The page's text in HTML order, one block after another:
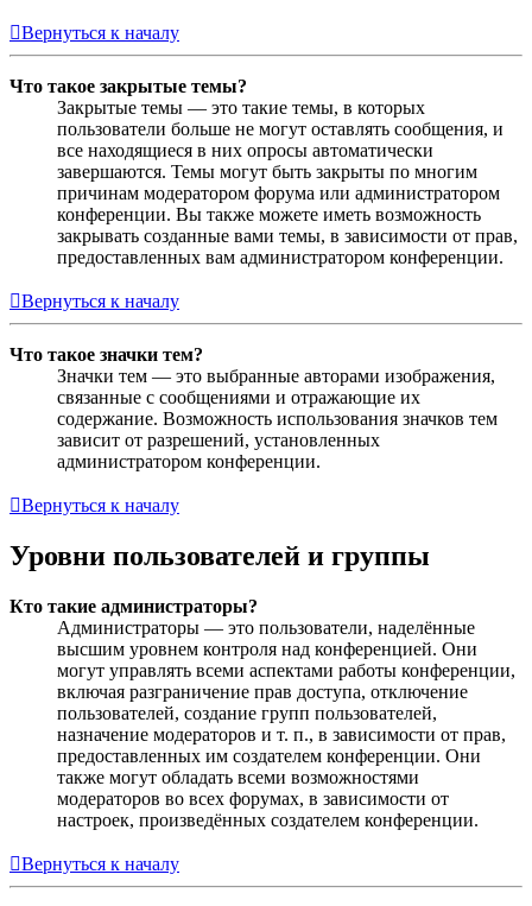
Вернуться к началу
Что такое закрытые темы?
Закрытые темы — это такие темы, в которых
пользователи больше не могут оставлять сообщения, и
все находящиеся в них опросы автоматически
завершаются. Темы могут быть закрыты по многим
причинам модератором форума или администратором
конференции. Вы также можете иметь возможность
закрывать созданные вами темы, в зависимости от прав,
предоставленных вам администратором конференции.
Вернуться к началу
Что такое значки тем?
Значки тем — это выбранные авторами изображения,
связанные с сообщениями и отражающие их
содержание. Возможность использования значков тем
зависит от разрешений, установленных
администратором конференции.
Вернуться к началу
Уровни пользователей и группы
Кто такие администраторы?
Администраторы — это пользователи, наделённые
высшим уровнем контроля над конференцией. Они
могут управлять всеми аспектами работы конференции,
включая разграничение прав доступа, отключение
пользователей, создание групп пользователей,
назначение модераторов и т. п., в зависимости от прав,
предоставленных им создателем конференции. Они
также могут обладать всеми возможностями
модераторов во всех форумах, в зависимости от
настроек, произведённых создателем конференции.
Вернуться к началу